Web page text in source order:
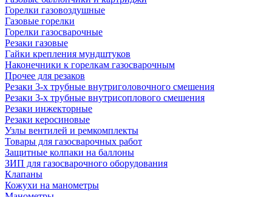
Горелки газовоздушные
Газовые горелки
Горелки газосварочные
Резаки газовые
Гайки крепления мундштуков
Наконечники к горелкам газосварочным
Прочее для резаков
Резаки 3-х трубные внутриголовочного смешения
Резаки 3-х трубные внутрисоплового смешения
Резаки инжекторные
Резаки керосиновые
Узлы вентилей и ремкомплекты
Товары для газосварочных работ
Защитные колпаки на баллоны
ЗИП для газосварочного оборудования
Клапаны
Кожухи на манометры